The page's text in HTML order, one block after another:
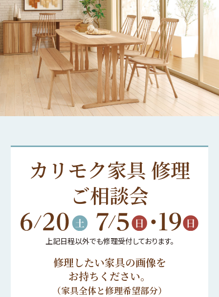
カリモク家具 修理
ご相談会
上記日程以外でも修理受付しております。
修理したい家具の画像を
お持ちください。
（家具全体と修理希望部分）